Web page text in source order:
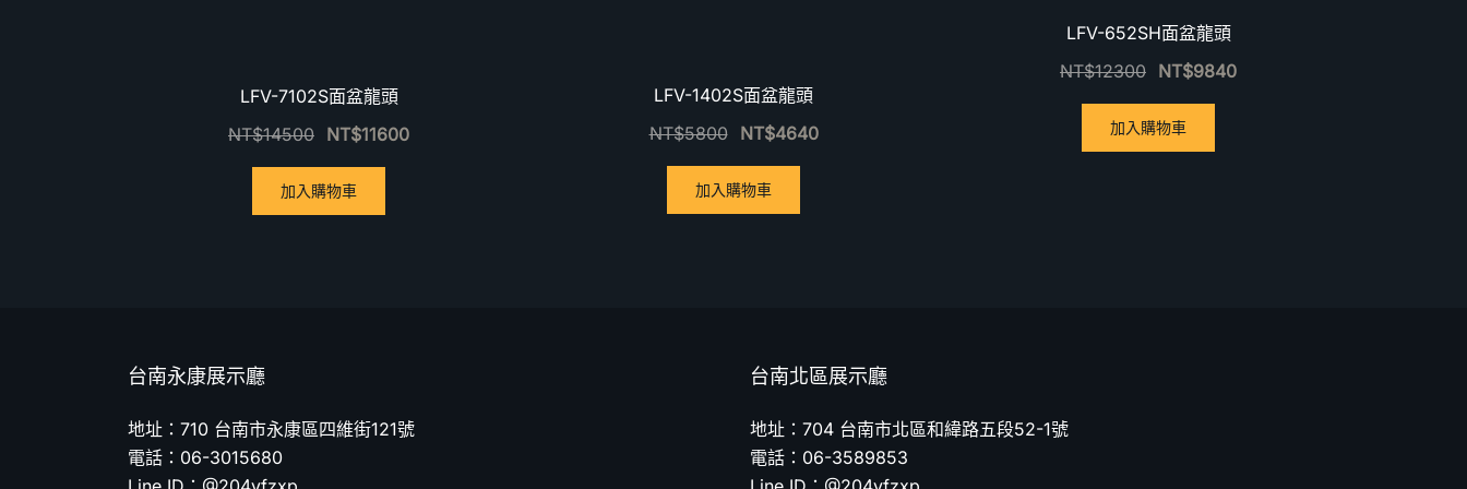
LFV-7102S面盆龍頭
NT$14500 NT$11600
加入購物車
LFV-1402S面盆龍頭
NT$5800 NT$4640
加入購物車
LFV-652SH面盆龍頭
NT$12300 NT$9840
加入購物車
台南永康展示廳
地址：710 台南市永康區四維街121號
電話：06-3015680
台南北區展示廳
地址：704 台南市北區和緯路五段52-1號
電話：06-3589853